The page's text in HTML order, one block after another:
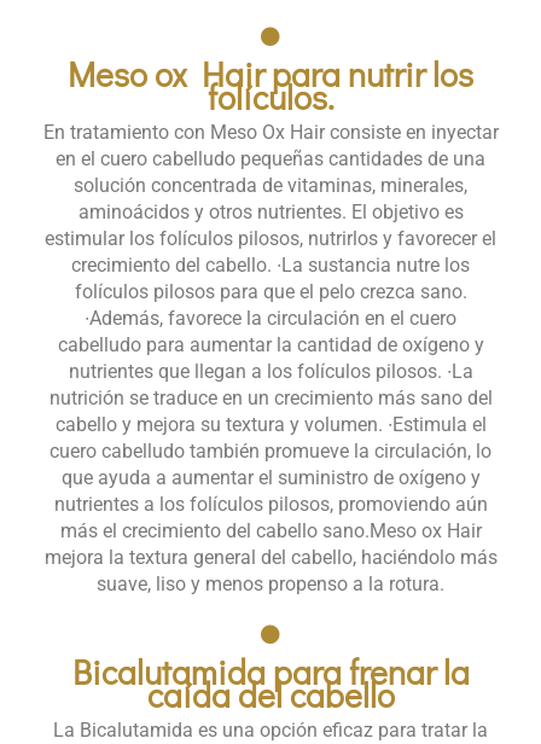
Meso ox Hair para nutrir los
folículos.​
En tratamiento con Meso Ox Hair consiste en inyectar
en el cuero cabelludo pequeñas cantidades de una
solución concentrada de vitaminas, minerales,
aminoácidos y otros nutrientes. El objetivo es
estimular los folículos pilosos, nutrirlos y favorecer el
crecimiento del cabello. ∙La sustancia nutre los
folículos pilosos para que el pelo crezca sano.
∙Además, favorece la circulación en el cuero
cabelludo para aumentar la cantidad de oxígeno y
nutrientes que llegan a los folículos pilosos. ∙La
nutrición se traduce en un crecimiento más sano del
cabello y mejora su textura y volumen. ∙Estimula el
cuero cabelludo también promueve la circulación, lo
que ayuda a aumentar el suministro de oxígeno y
nutrientes a los folículos pilosos, promoviendo aún
más el crecimiento del cabello sano.​ Meso ox Hair
mejora la textura general del cabello, haciéndolo más
suave, liso y menos propenso a la rotura.
Bicalutamida para frenar la
caída del cabello​
La Bicalutamida es una opción eficaz para tratar la